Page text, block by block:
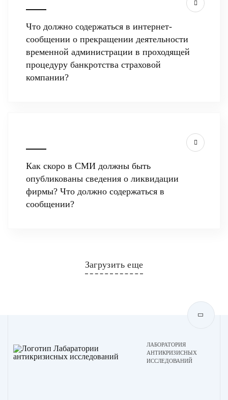
Что должно содержаться в интернет-
сообщении о прекращении деятельности
временной администрации в проходящей
процедуру банкротства страховой
компании?
Как скоро в СМИ должны быть
опубликованы сведения о ликвидации
фирмы? Что должно содержаться в
сообщении?
Загрузить еще
ЛАБОРАТОРИЯ
АНТИКРИЗИСНЫХ
ИССЛЕДОВАНИЙ